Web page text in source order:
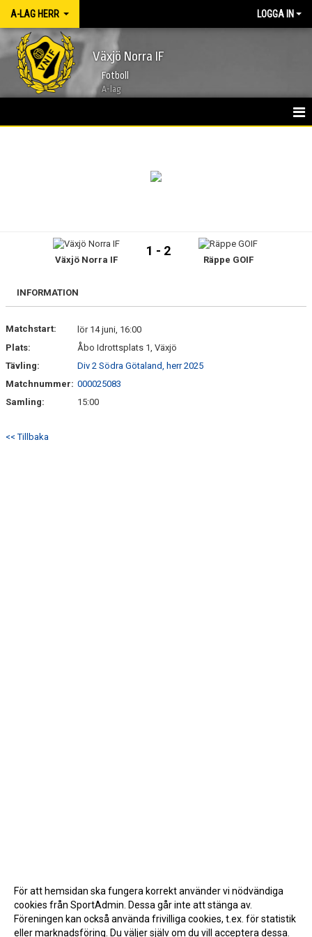
A-LAG HERR LOGGA IN
Växjö Norra IF
Fotboll
A-lag
BILDGALLERI
KONTAKT
Växjö Norra IF
1 - 2
Räppe GOIF
INFORMATION
Matchstart:
lör 14 juni, 16:00
Plats:
Åbo Idrottsplats 1, Växjö
Tävling:
Div 2 Södra Götaland, herr 2025
Matchnummer: 000025083
Samling:
15:00
<< Tillbaka
För att hemsidan ska fungera korrekt använder vi nödvändiga
cookies från SportAdmin. Dessa går inte att stänga av.
Föreningen kan också använda frivilliga cookies, t.ex. för statistik
eller marknadsföring. Du väljer själv om du vill acceptera dessa.